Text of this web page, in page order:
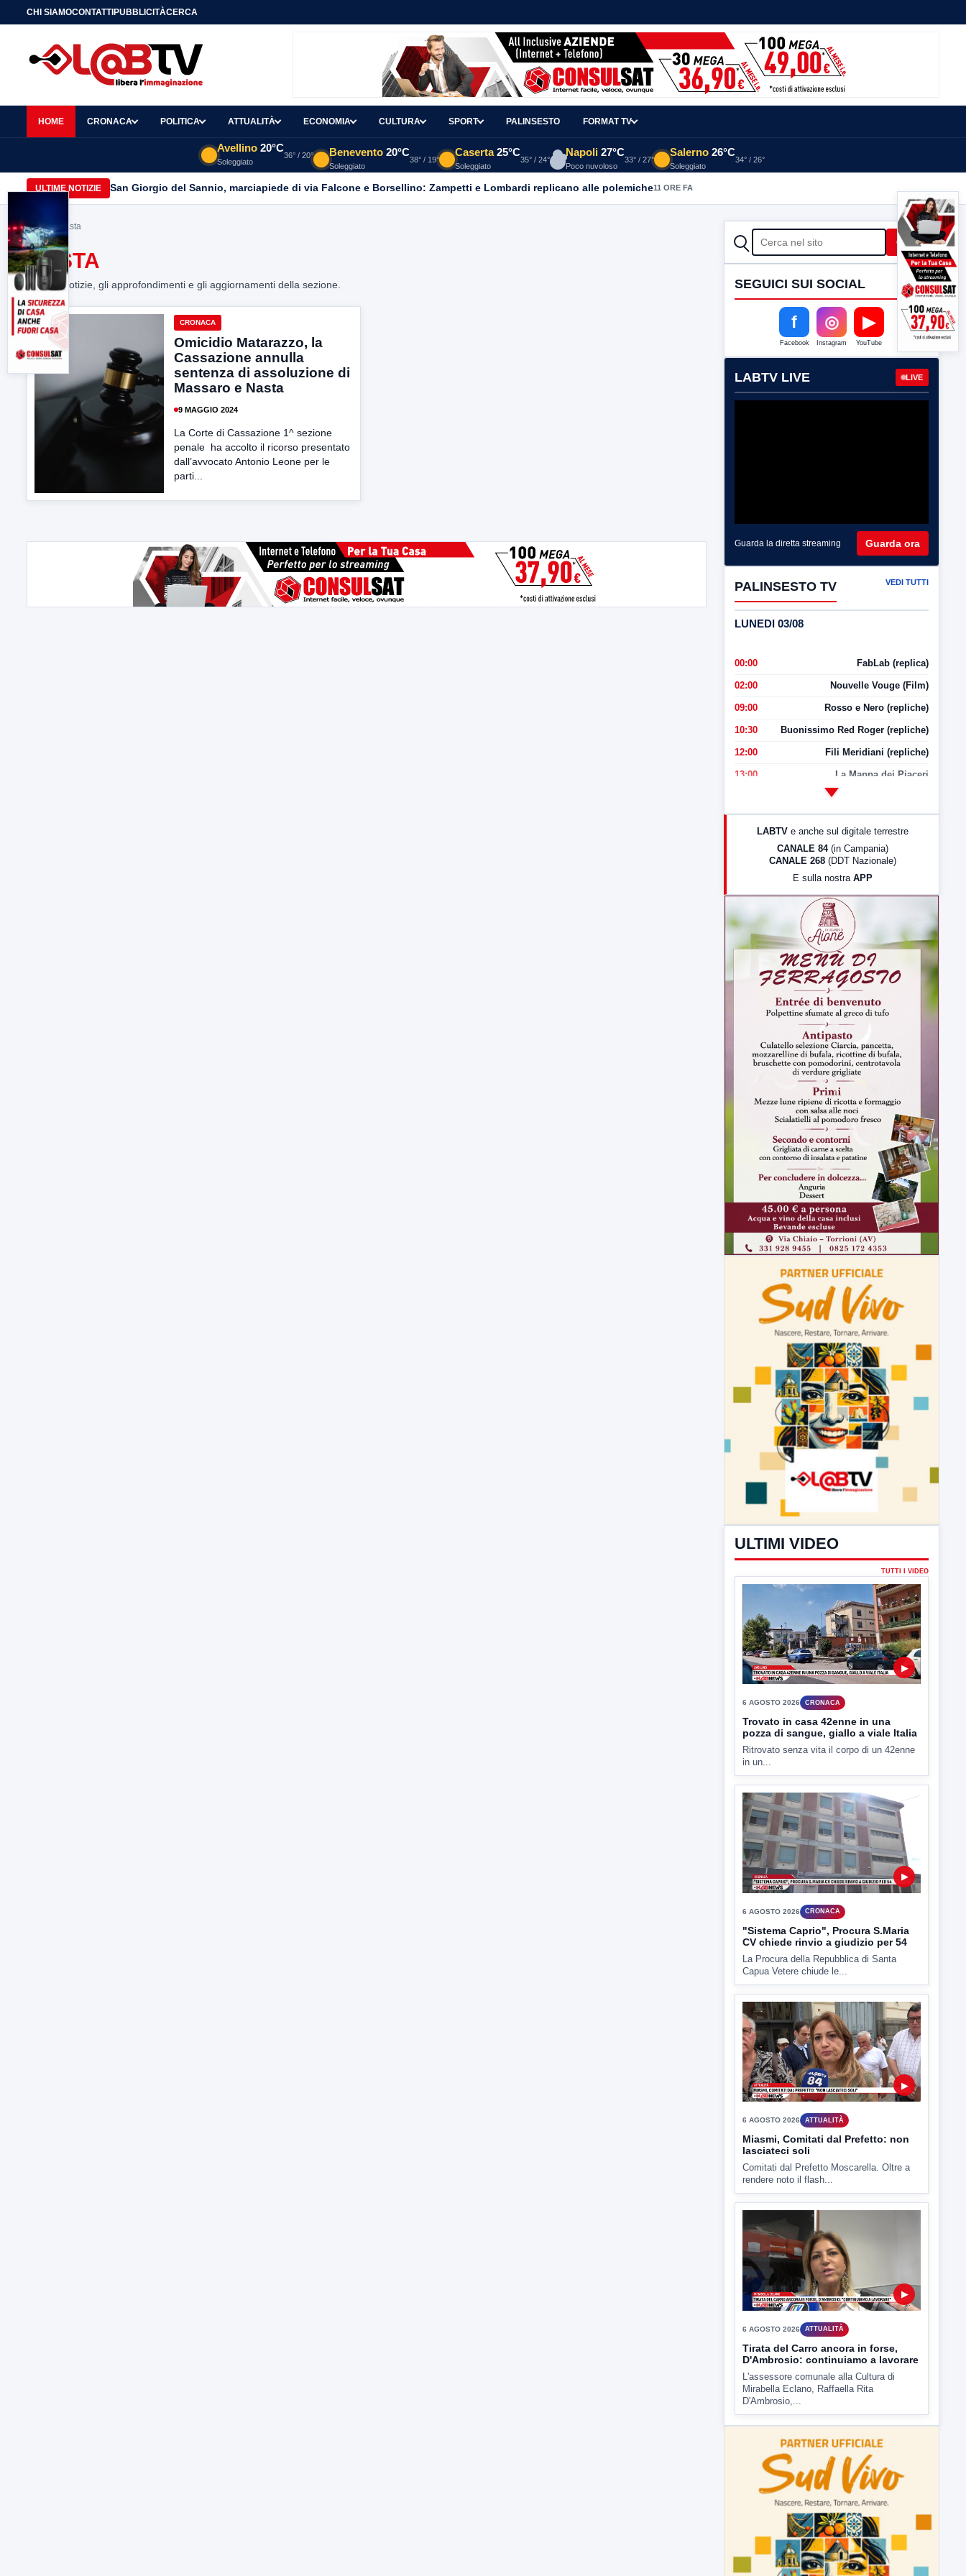
CHI SIAMOCONTATTIPUBBLICITÀCERCA
HOME CRONACA POLITICA ATTUALITÀ ECONOMIA CULTURA SPORT PALINSESTO FORMAT TV
Avellino 20°C
Soleggiato
36° / 20° Benevento 20°C
Soleggiato
38° / 19°
Caserta 25°C
Soleggiato
35° / 24°
Napoli 27°C
Poco nuvoloso
33° / 27°
Salerno 26°C
Soleggiato
34° / 26°
ULTIME NOTIZIE San Giorgio del Sannio, marciapiede di via Falcone e Borsellino: Zampetti e Lombardi replicano alle polemiche11 ORE FA
Home> nasta
NASTA
Tutte le notizie, gli approfondimenti e gli aggiornamenti della sezione.
CRONACA
Omicidio Matarazzo, la
Cassazione annulla
sentenza di assoluzione di
Massaro e Nasta
9 MAGGIO 2024
La Corte di Cassazione 1^ sezione
penale ha accolto il ricorso presentato
dall’avvocato Antonio Leone per le
parti...
CERCA Cerca
SEGUICI SUI SOCIAL
f
Facebook
◎
Instagram
▶
YouTube
LABTV LIVE LIVE
Guarda la diretta streaming Guarda ora
PALINSESTO TV VEDI TUTTI
LUNEDI 03/08
00:00 FabLab (replica)
02:00 Nouvelle Vouge (Film)
09:00 Rosso e Nero (repliche)
10:30 Buonissimo Red Roger (repliche)
12:00 Fili Meridiani (repliche)
13:00 La Mappa dei Piaceri
LabNews (Diretta)
LabNews (replica)
LABTV e anche sul digitale terrestre
CANALE 84 (in Campania)
CANALE 268 (DDT Nazionale)
E sulla nostra APP
ULTIMI VIDEO
▶
6 AGOSTO 2026 CRONACA
Trovato in casa 42enne in una
pozza di sangue, giallo a viale Italia
Ritrovato senza vita il corpo di un 42enne
in un...
▶
6 AGOSTO 2026 CRONACA
"Sistema Caprio", Procura S.Maria
CV chiede rinvio a giudizio per 54
La Procura della Repubblica di Santa
Capua Vetere chiude le...
▶
6 AGOSTO 2026 ATTUALITÀ
Miasmi, Comitati dal Prefetto: non
lasciateci soli
Comitati dal Prefetto Moscarella. Oltre a
rendere noto il flash...
6 AGOSTO 2026 ATTUALITÀ
Tirata del Carro ancora in forse,
D'Ambrosio: continuiamo a lavorare
L'assessore comunale alla Cultura di
Mirabella Eclano, Raffaella Rita
D'Ambrosio,...